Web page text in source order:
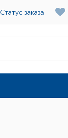
Статус заказа